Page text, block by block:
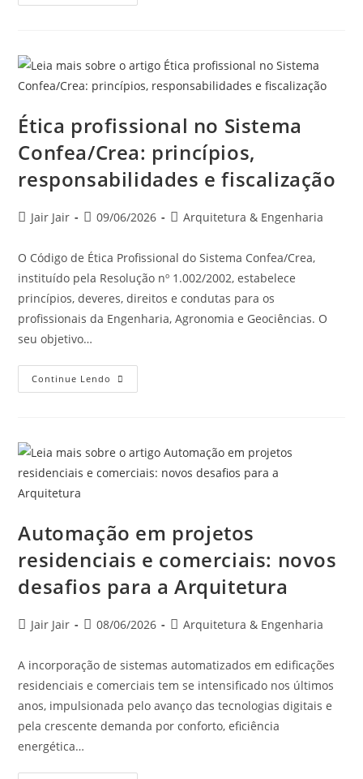
Ética profissional no Sistema
Confea/Crea: princípios,
responsabilidades e fiscalização
Jair Jair 09/06/2026 Arquitetura & Engenharia
O Código de Ética Profissional do Sistema Confea/Crea,
instituído pela Resolução nº 1.002/2002, estabelece
princípios, deveres, direitos e condutas para os
profissionais da Engenharia, Agronomia e Geociências. O
seu objetivo…
Continue Lendo
Automação em projetos
residenciais e comerciais: novos
desafios para a Arquitetura
Jair Jair 08/06/2026 Arquitetura & Engenharia
A incorporação de sistemas automatizados em edificações
residenciais e comerciais tem se intensificado nos últimos
anos, impulsionada pelo avanço das tecnologias digitais e
pela crescente demanda por conforto, eficiência
energética…